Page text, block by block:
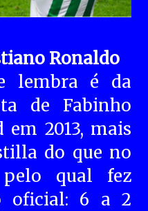
Ronaldo
lembra é da
de Fabinho
2013, mais
do que no
qual fez
oficial: 6 a 2